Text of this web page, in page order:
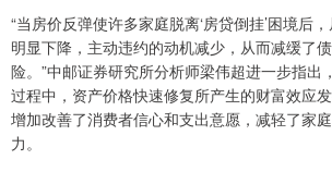
“当房价反弹使许多家庭脱离‘房贷倒挂’困境后
明显下降，主动违约的动机减少，从而减缓了
险。”中邮证券研究所分析师梁伟超进一步指出
过程中，资产价格快速修复所产生的财富效应
增加改善了消费者信心和支出意愿，减轻了家
力。